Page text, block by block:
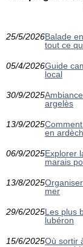
25/5/2026Balade
tout ce
05/4/2026Guide
local
30/9/2025
argelès
13/9/2025
en
06/9/2025Explorer
marais
13/8/2025
mer
29/6/2025Les plus
lubéron
15/6/2025Où sortir